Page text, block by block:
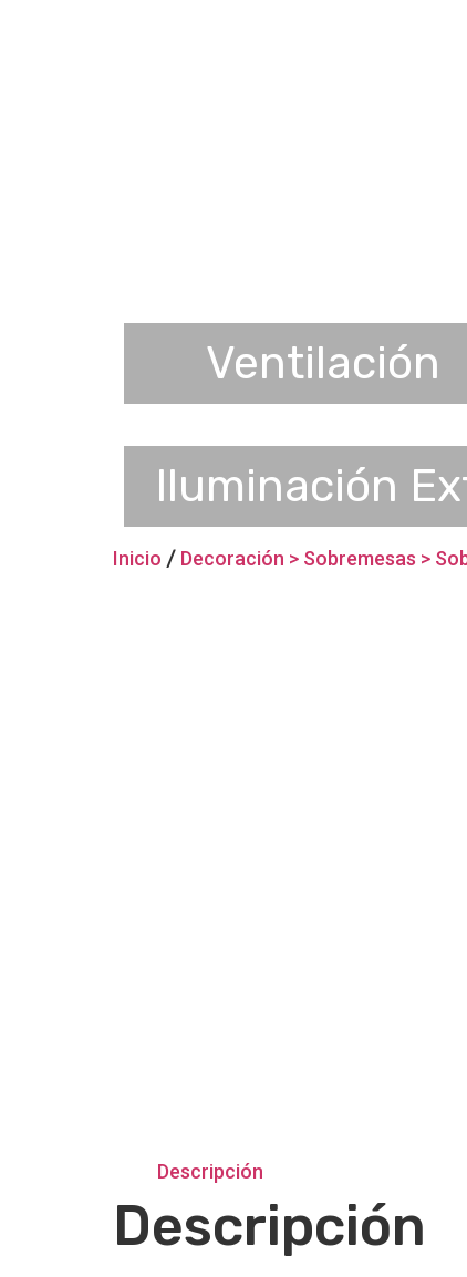
Ventilación
Iluminación
Inicio / Decoración > Sobremesas >
Descripción
Descripción